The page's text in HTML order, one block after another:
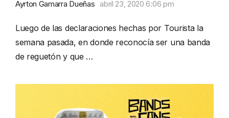
Ayrton Gamarra Dueñas abril 23, 2020 6:06 pm
Luego de las declaraciones hechas por Tourista la
semana pasada, en donde reconocía ser una banda
de reguetón y que …